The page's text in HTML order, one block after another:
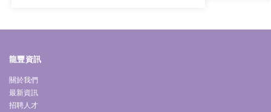
龍豐資訊
關於我們
最新資訊
招聘人才